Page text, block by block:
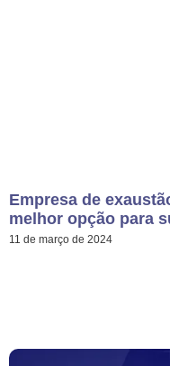
Empresa de
melhor opção para
11 de março de 2024